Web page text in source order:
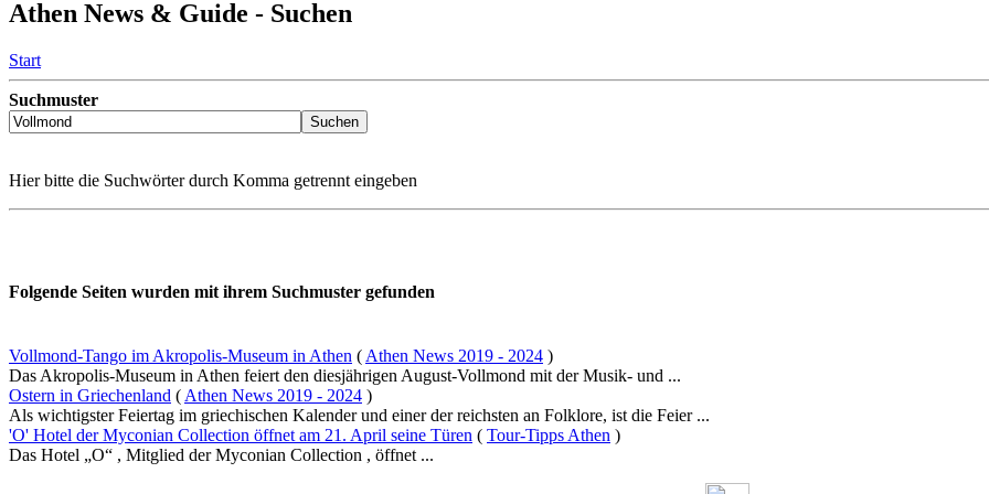
Athen News & Guide - Suchen
Start
Suchmuster
Hier bitte die Suchwörter durch Komma getrennt eingeben
Folgende Seiten wurden mit ihrem Suchmuster gefunden
Vollmond-Tango im Akropolis-Museum in Athen ( Athen News 2019 - 2024 )
Das Akropolis-Museum in Athen feiert den diesjährigen August-Vollmond mit der Musik- und ...
Ostern in Griechenland ( Athen News 2019 - 2024 )
Als wichtigster Feiertag im griechischen Kalender und einer der reichsten an Folklore, ist die Feier ...
'O' Hotel der Myconian Collection öffnet am 21. April seine Türen ( Tour-Tipps Athen )
Das Hotel „O“ , Mitglied der Myconian Collection , öffnet ...